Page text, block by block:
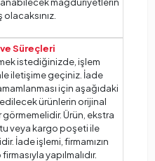
Süreçleri
istediğinizde, işlem
iletişime geçiniz. İade
için aşağıdaki
ürünlerin orijinal
Ürün, ekstra
veya kargo poşeti ile
İade işlemi, firmamızın
yapılmalıdır.